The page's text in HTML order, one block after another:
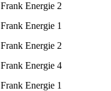
Frank Energie 2
Frank Energie 1
Frank Energie 2
Frank Energie 4
Frank Energie 1